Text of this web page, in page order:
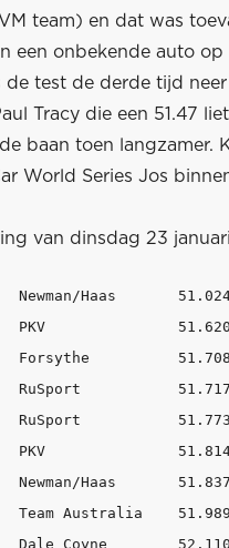
team) en dat was
een onbekende auto
test de derde tijd
Tracy die een 51.47
baan toen langzamer.
World Series Jos
van dinsdag 23
Haas
51.620
51.708
RuSport
51.773
PKV
Haas       51.837
Team Australia    51.989
Coyne        52.110